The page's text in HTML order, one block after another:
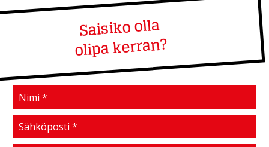
Saisiko olla
olipa kerran?